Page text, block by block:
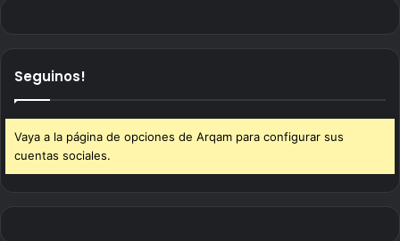
Seguinos!
Vaya a la página de opciones de Arqam para configurar sus
cuentas sociales.